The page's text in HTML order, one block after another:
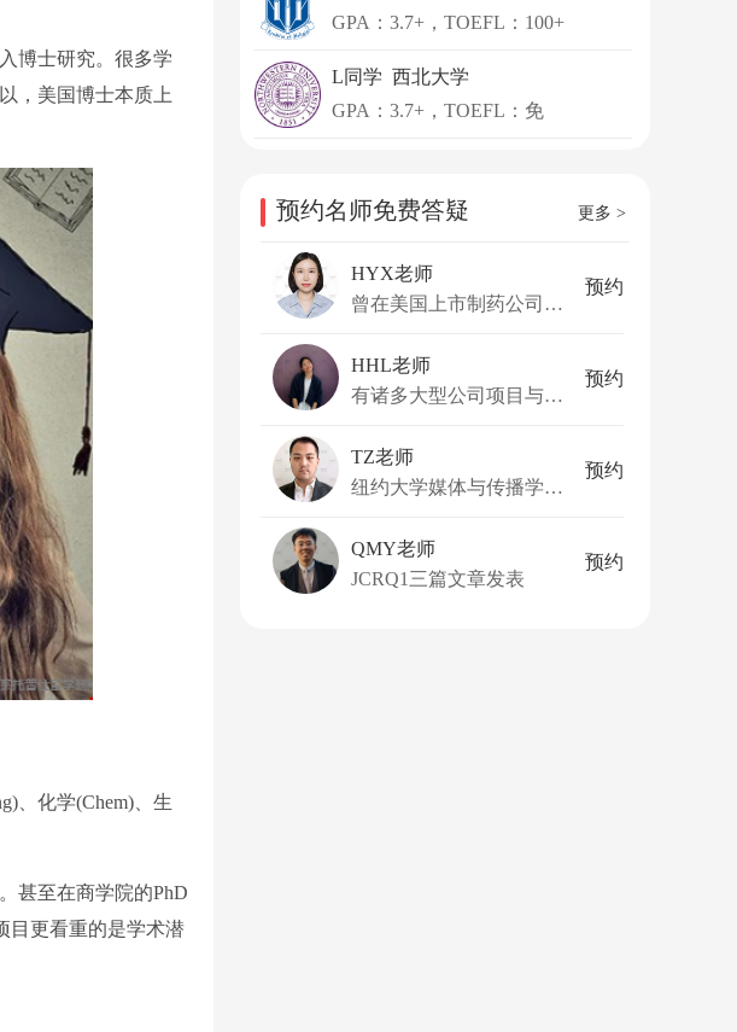
博士研究。很多学
，美国博士本质上
、化学(Chem)、生
甚至在商学院的PhD
目更看重的是学术潜
GPA：3.7+，TOEFL：100+
L同学 西北大学
GPA：3.7+，TOEFL：免
预约名师免费答疑 更多 >
HYX老师
曾在美国上市制药公司任Process Engineer多年
预约
HHL老师
有诸多大型公司项目与工作经验
预约
TZ老师
纽约大学媒体与传播学硕士
预约
QMY老师
JCRQ1三篇文章发表
预约